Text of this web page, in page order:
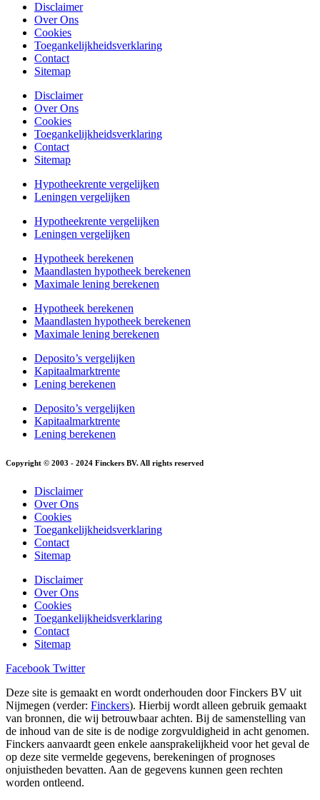
Disclaimer
Over Ons
Cookies
Toegankelijkheidsverklaring
Contact
Sitemap
Disclaimer
Over Ons
Cookies
Toegankelijkheidsverklaring
Contact
Sitemap
Hypotheekrente vergelijken
Leningen vergelijken
Hypotheekrente vergelijken
Leningen vergelijken
Hypotheek berekenen
Maandlasten hypotheek berekenen
Maximale lening berekenen
Hypotheek berekenen
Maandlasten hypotheek berekenen
Maximale lening berekenen
Deposito’s vergelijken
Kapitaalmarktrente
Lening berekenen
Deposito’s vergelijken
Kapitaalmarktrente
Lening berekenen
Copyright © 2003 - 2024 Finckers BV. All rights reserved
Disclaimer
Over Ons
Cookies
Toegankelijkheidsverklaring
Contact
Sitemap
Disclaimer
Over Ons
Cookies
Toegankelijkheidsverklaring
Contact
Sitemap
Facebook Twitter
Deze site is gemaakt en wordt onderhouden door Finckers BV uit
Nijmegen (verder: Finckers). Hierbij wordt alleen gebruik gemaakt
van bronnen, die wij betrouwbaar achten. Bij de samenstelling van
de inhoud van de site is de nodige zorgvuldigheid in acht genomen.
Finckers aanvaardt geen enkele aansprakelijkheid voor het geval de
op deze site vermelde gegevens, berekeningen of prognoses
onjuistheden bevatten. Aan de gegevens kunnen geen rechten
worden ontleend.